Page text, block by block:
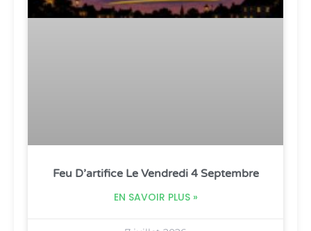
Feu D’artifice Le Vendredi 4 Septembre
EN SAVOIR PLUS »